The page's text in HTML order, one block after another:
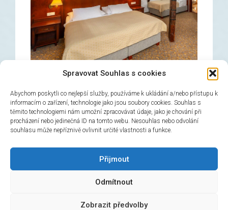
Spravovat Souhlas s cookies
Abychom poskytli co nejlepší služby, používáme k ukládání a/nebo přístupu k
informacím o zařízení, technologie jako jsou soubory cookies. Souhlas s
těmito technologiemi nám umožní zpracovávat údaje, jako je chování při
procházení nebo jedinečná ID na tomto webu. Nesouhlas nebo odvolání
souhlasu může nepříznivě ovlivnit určité vlastnosti a funkce.
Přijmout
Odmítnout
Zobrazit předvolby
Dreibetzimmer
→Jetzt buchen!
© 2026 Hotel Černý slon, design & admin: